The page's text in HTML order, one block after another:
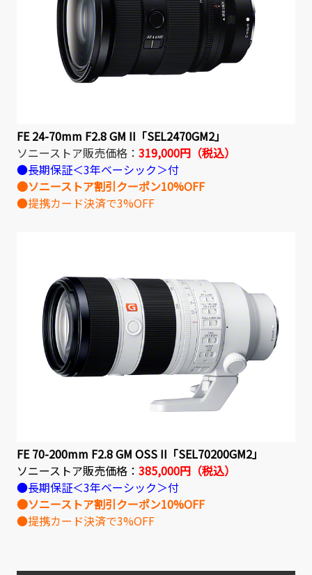
FE 24-70mm F2.8 GM II「SEL2470GM2」
ソニーストア販売価格： 319,000円（税込）
●長期保証＜3年ベーシック＞付
●ソニーストア割引クーポン10%OFF
●提携カード決済で3%OFF
FE 70-200mm F2.8 GM OSS II「SEL70200GM2」
ソニーストア販売価格： 385,000円（税込）
●長期保証＜3年ベーシック＞付
●ソニーストア割引クーポン10%OFF
●提携カード決済で3%OFF